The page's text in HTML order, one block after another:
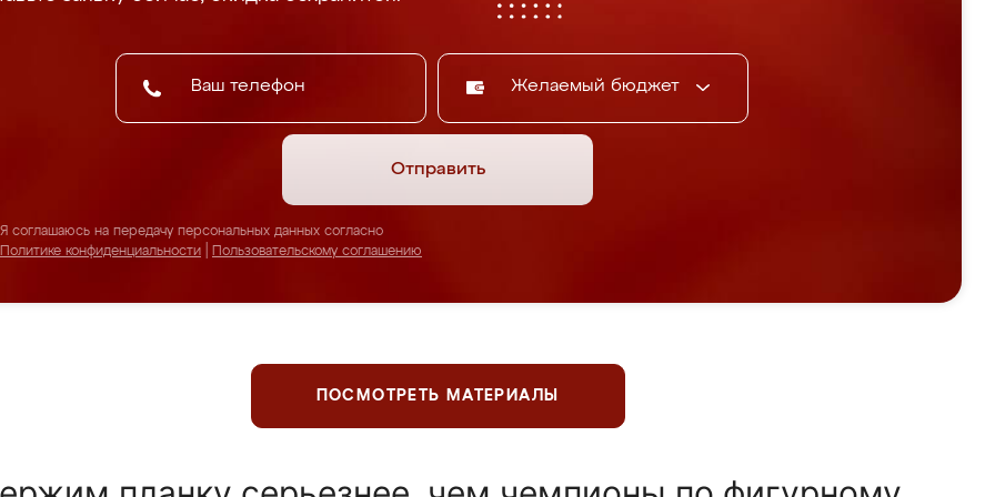
Желаемый бюджет
Отправить
Я соглашаюсь на передачу персональных данных согласно
Политике конфиденциальности
Пользовательскому соглашению
ПОСМОТРЕТЬ МАТЕРИАЛЫ